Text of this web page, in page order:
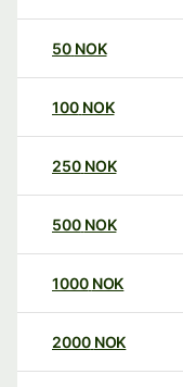
50 NOK
100 NOK
250 NOK
500 NOK
1000 NOK
2000 NOK